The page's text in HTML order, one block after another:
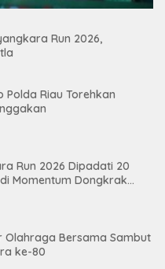
Run 2026,
Polda Riau Torehkan
Run 2026 Dipadati 20
Momentum Dongkrak
Olahraga Bersama Sambut
ke-80